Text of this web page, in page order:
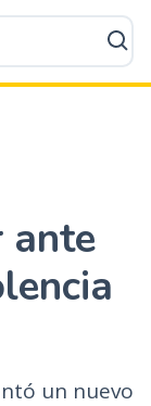
ante
un nuevo